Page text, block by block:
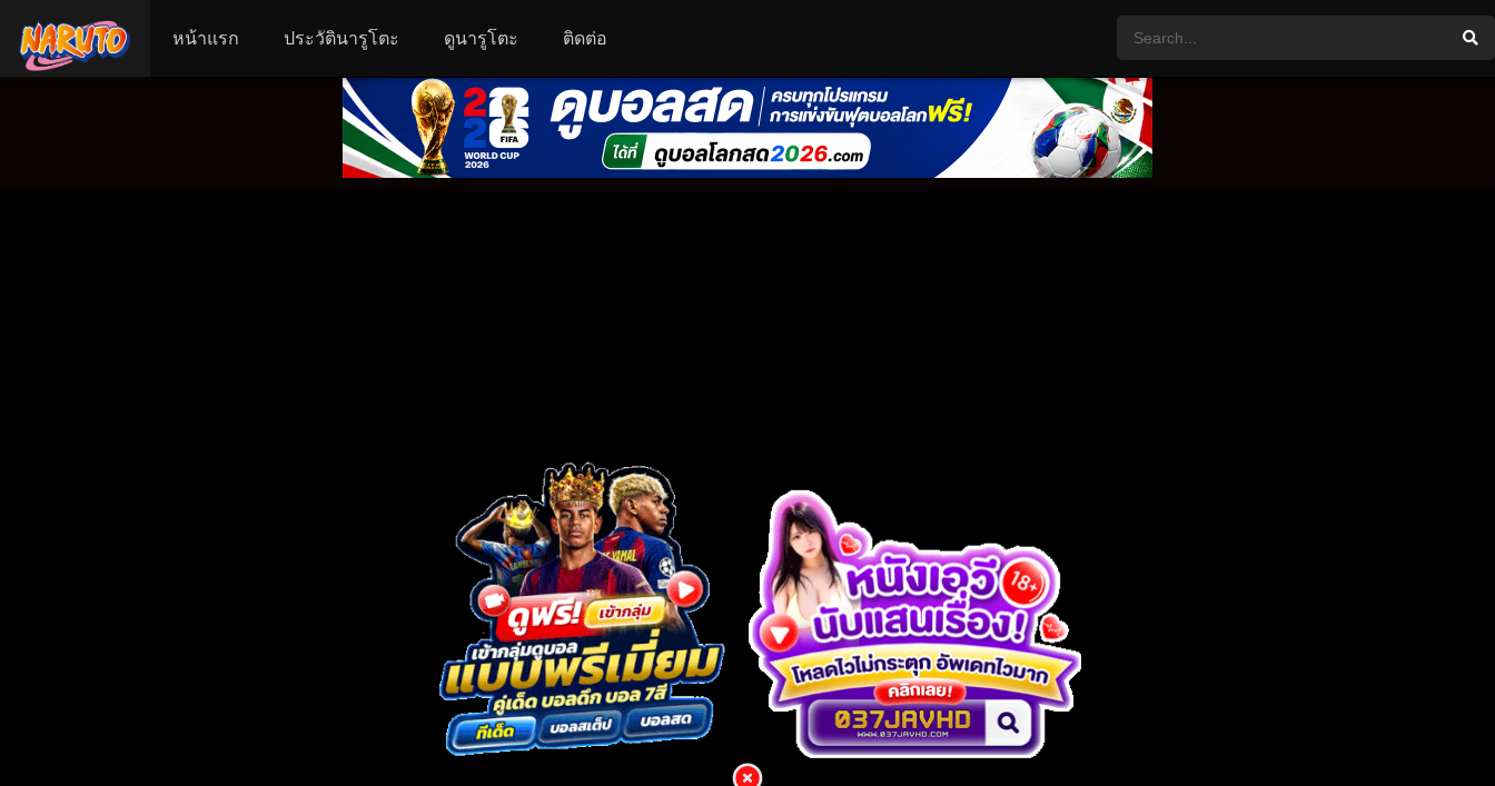
หน้าแรก ประวัตินารูโตะ ดูนารูโตะ ติดต่อ